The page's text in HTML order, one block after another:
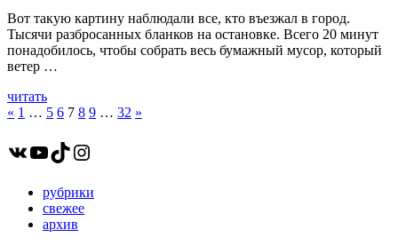
Вот такую картину наблюдали все, кто въезжал в город.
Тысячи разбросанных бланков на остановке. Всего 20 минут
понадобилось, чтобы собрать весь бумажный мусор, который
ветер …
читать
Пагинация
записей
« Пред.
1 … 5 6 7 8 9 … 32 След.
»
ВКонтакте
YouTube
TikTokInstagram
рубрики
свежее
архив